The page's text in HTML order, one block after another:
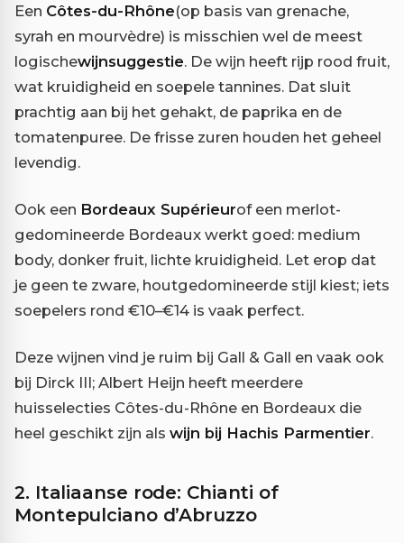
Een Côtes-du-Rhône(op basis van grenache,
syrah en mourvèdre) is misschien wel de meest
logischewijnsuggestie. De wijn heeft rijp rood fruit,
wat kruidigheid en soepele tannines. Dat sluit
prachtig aan bij het gehakt, de paprika en de
tomatenpuree. De frisse zuren houden het geheel
levendig.
Ook een Bordeaux Supérieurof een merlot-
gedomineerde Bordeaux werkt goed: medium
body, donker fruit, lichte kruidigheid. Let erop dat
je geen te zware, houtgedomineerde stijl kiest; iets
soepelers rond €10–€14 is vaak perfect.
Deze wijnen vind je ruim bij Gall & Gall en vaak ook
bij Dirck III; Albert Heijn heeft meerdere
huisselecties Côtes-du-Rhône en Bordeaux die
heel geschikt zijn als wijn bij Hachis Parmentier.
2. Italiaanse rode: Chianti of
Montepulciano d’Abruzzo